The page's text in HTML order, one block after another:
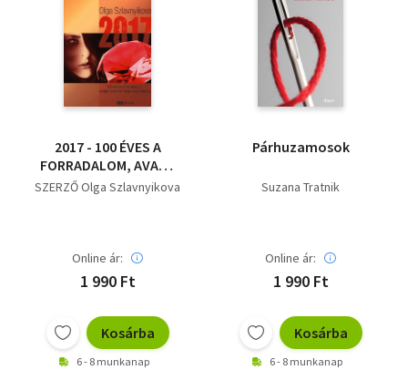
2017 - 100 ÉVES A
FORRADALOM, AVAGY
SZEREZD MEG, AMIT
SZERZŐ Olga Szlavnyikova
Online ár:
1 990 Ft
Kosárba
6 - 8 munkanap
Párhuzamosok
Suzana Tratnik
Online ár:
1 990 Ft
Kosárba
6 - 8 munkanap